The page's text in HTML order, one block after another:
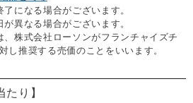
になる場合がございます。
異なる場合がございます。
株式会社ローソンがフランチャイズチ
し推奨する売価のことをいいます。
たり】